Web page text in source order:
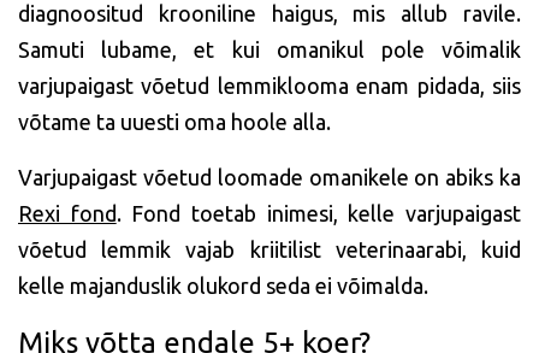
diagnoositud krooniline haigus, mis allub ravile.
Samuti lubame, et kui omanikul pole võimalik
varjupaigast võetud lemmiklooma enam pidada, siis
võtame ta uuesti oma hoole alla.
Varjupaigast võetud loomade omanikele on abiks ka
Rexi fond. Fond toetab inimesi, kelle varjupaigast
võetud lemmik vajab kriitilist veterinaarabi, kuid
kelle majanduslik olukord seda ei võimalda.
Miks võtta endale 5+ koer?